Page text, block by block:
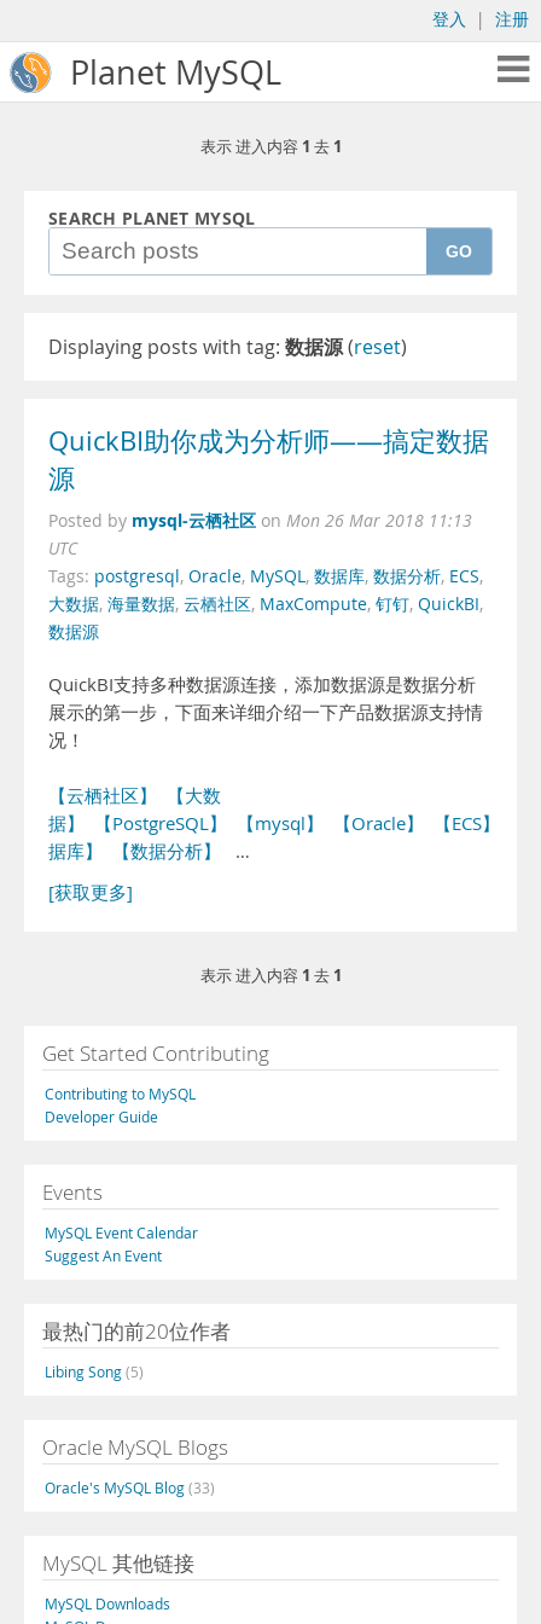
登入 | 注册
Planet MySQL
表示 进入内容 1 去 1
SEARCH PLANET MYSQL
GO
Displaying posts with tag: 数据源(reset)
QuickBI助你成为分析师——搞定数据
源
Posted by mysql-云栖社区 on Mon 26 Mar 2018 11:13
UTC
Tags: postgresql, Oracle, MySQL, 数据库, 数据分析, ECS,
大数据, 海量数据, 云栖社区, MaxCompute, 钉钉, QuickBI,
数据源
QuickBI支持多种数据源连接，添加数据源是数据分析
展示的第一步，下面来详细介绍一下产品数据源支持情
况！
【云栖社区】
【大数
据】
【PostgreSQL】 【mysql】 【Oracle】 【ECS】
据库】
【数据分析】
…
[获取更多]
表示 进入内容 1 去 1
Get Started Contributing
Contributing to MySQL
Developer Guide
Events
MySQL Event Calendar
Suggest An Event
最热门的前20位作者
Libing Song(5)
Oracle MySQL Blogs
Oracle's MySQL Blog(33)
MySQL 其他链接
MySQL Downloads